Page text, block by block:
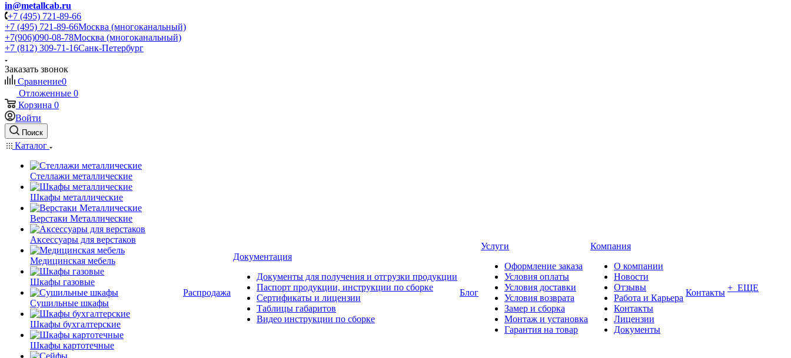
in@metallcab.ru
+7 (495) 721-89-66
+7 (495) 721-89-66Москва (многоканальный)
+7(906)090-08-78Москва (многоканальный)
+7 (812) 309-71-16Санк-Петербург
Заказать звонок
Сравнение0
Отложенные 0
Корзина 0
Войти
Поиск
Каталог
Стеллажи металлические
Шкафы металлические
Верстаки Металлические
Аксессуары для верстаков
Медицинская мебель
Шкафы газовые
Сушильные шкафы
Шкафы бухгалтерские
Шкафы картотечные
Распродажа
Документация
Документы для получения и отгрузки продукции
Паспорт продукции, инструкции по сборке
Сертификаты и лицензии
Таблицы габаритов
Видео инструкции по сборке
Блог
Услуги
Оформление заказа
Условия оплаты
Условия доставки
Условия возврата
Замер и сборка
Монтаж и установка
Гарантия на товар
Компания
О компании
Новости
Отзывы
Работа и Карьера
Контакты
Лицензии
Документы
Контакты + ЕЩЕ